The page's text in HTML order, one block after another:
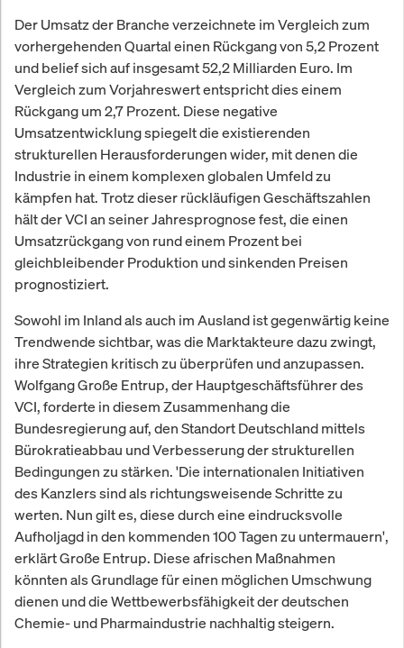
Der Umsatz der Branche verzeichnete im Vergleich zum
vorhergehenden Quartal einen Rückgang von 5,2 Prozent
und belief sich auf insgesamt 52,2 Milliarden Euro. Im
Vergleich zum Vorjahreswert entspricht dies einem
Rückgang um 2,7 Prozent. Diese negative
Umsatzentwicklung spiegelt die existierenden
strukturellen Herausforderungen wider, mit denen die
Industrie in einem komplexen globalen Umfeld zu
kämpfen hat. Trotz dieser rückläufigen Geschäftszahlen
hält der VCI an seiner Jahresprognose fest, die einen
Umsatzrückgang von rund einem Prozent bei
gleichbleibender Produktion und sinkenden Preisen
prognostiziert.
Sowohl im Inland als auch im Ausland ist gegenwärtig keine
Trendwende sichtbar, was die Marktakteure dazu zwingt,
ihre Strategien kritisch zu überprüfen und anzupassen.
Wolfgang Große Entrup, der Hauptgeschäftsführer des
VCI, forderte in diesem Zusammenhang die
Bundesregierung auf, den Standort Deutschland mittels
Bürokratieabbau und Verbesserung der strukturellen
Bedingungen zu stärken. 'Die internationalen Initiativen
des Kanzlers sind als richtungsweisende Schritte zu
werten. Nun gilt es, diese durch eine eindrucksvolle
Aufholjagd in den kommenden 100 Tagen zu untermauern',
erklärt Große Entrup. Diese afrischen Maßnahmen
könnten als Grundlage für einen möglichen Umschwung
dienen und die Wettbewerbsfähigkeit der deutschen
Chemie- und Pharmaindustrie nachhaltig steigern.